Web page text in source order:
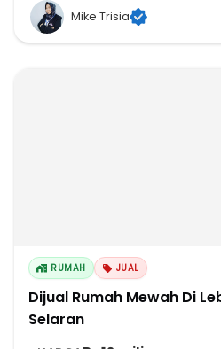
Mike Trisia
RUMAH JUAL
Dijual Rumah Mewah Di Lebak Bulus Jakarta
Selaran